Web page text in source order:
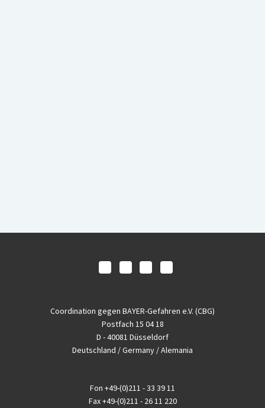
Coordination gegen BAYER-Gefahren e.V. (CBG)
Postfach 15 04 18
D - 40081 Düsseldorf
Deutschland / Germany / Alemania
Fon +49-(0)211 - 33 39 11
Fax+49-(0)211 - 26 11 220